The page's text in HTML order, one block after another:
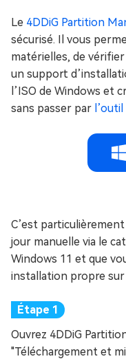
Le 4DDiG Partition
sécurisé. Il vous
matérielles, de
un support
l’ISO de Windows et
sans passer par
C’est
jour manuelle via le
Windows 11 et que
installation propre
Ouvrez 4DDiG
"Téléchargement et